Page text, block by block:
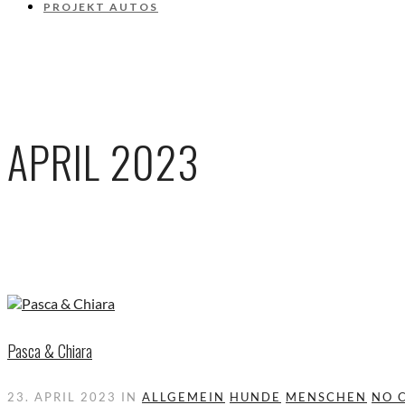
PROJEKT AUTOS
APRIL 2023
Pasca & Chiara
23. APRIL 2023 IN ALLGEMEIN HUNDE MENSCHEN NO